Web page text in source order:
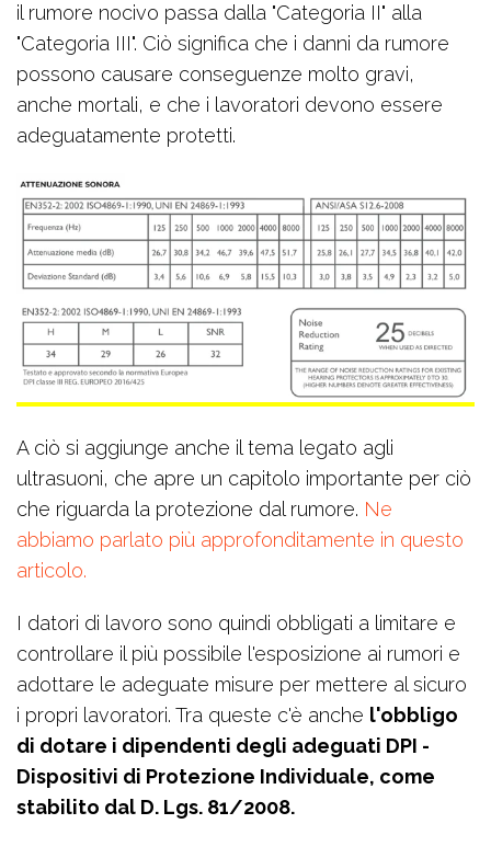
il rumore nocivo passa dalla "Categoria II" alla
"Categoria III". Ciò significa che i danni da rumore
possono causare conseguenze molto gravi,
anche mortali, e che i lavoratori devono essere
adeguatamente protetti.
A ciò si aggiunge anche il tema legato agli
ultrasuoni, che apre un capitolo importante per ciò
che riguarda la protezione dal rumore. Ne
abbiamo parlato più approfonditamente in questo
articolo.
I datori di lavoro sono quindi obbligati a limitare e
controllare il più possibile l'esposizione ai rumori e
adottare le adeguate misure per mettere al sicuro
i propri lavoratori. Tra queste c'è anche l'obbligo
di dotare i dipendenti degli adeguati DPI -
Dispositivi di Protezione Individuale, come
stabilito dal D. Lgs. 81/2008.